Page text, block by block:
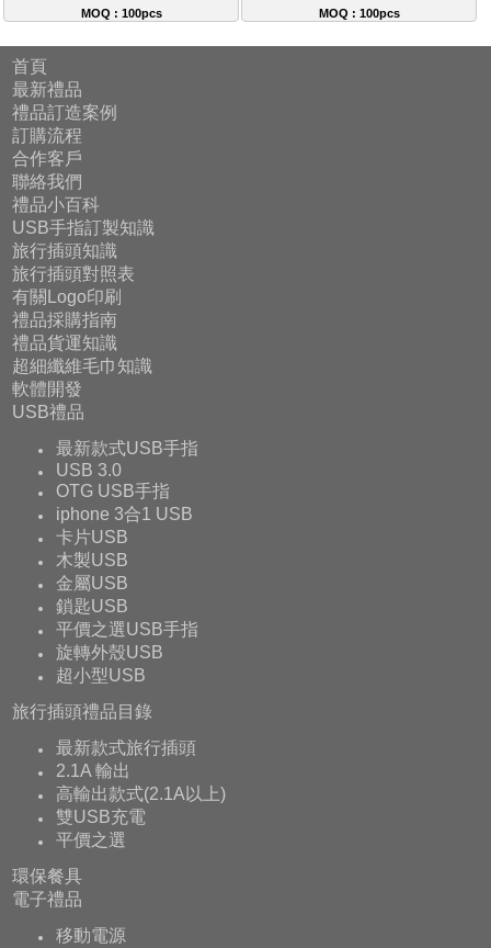
MOQ : 100pcs MOQ : 100pcs
首頁
最新禮品
禮品訂造案例
訂購流程
合作客戶
聯絡我們
禮品小百科
USB手指訂製知識
旅行插頭知識
旅行插頭對照表
有關Logo印刷
禮品採購指南
禮品貨運知識
超細纖維毛巾知識
軟體開發
USB禮品
最新款式USB手指
USB 3.0
OTG USB手指
iphone 3合1 USB
卡片USB
木製USB
金屬USB
鎖匙USB
平價之選USB手指
旋轉外殼USB
超小型USB
旅行插頭禮品目錄
最新款式旅行插頭
2.1A 輸出
高輸出款式(2.1A以上)
雙USB充電
平價之選
環保餐具
電子禮品
移動電源